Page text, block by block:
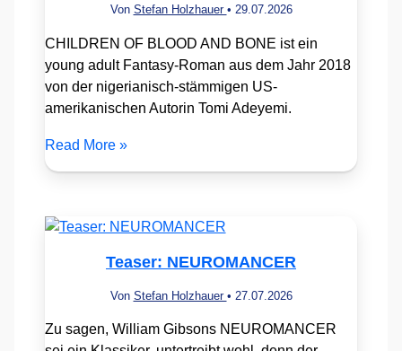
Von Stefan Holzhauer • 29.07.2026
CHILDREN OF BLOOD AND BONE ist ein
young adult Fantasy-Roman aus dem Jahr 2018
von der nigerianisch-stämmigen US-
amerikanischen Autorin Tomi Adeyemi.
Read More »
Teaser: NEUROMANCER
Von Stefan Holzhauer • 27.07.2026
Zu sagen, William Gibsons NEUROMANCER